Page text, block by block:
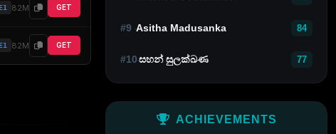
82M GET
82M GET
#9 Asitha Madusanka 84
#10සහන් සුලක්ඛණ 77
ACHIEVEMENTS